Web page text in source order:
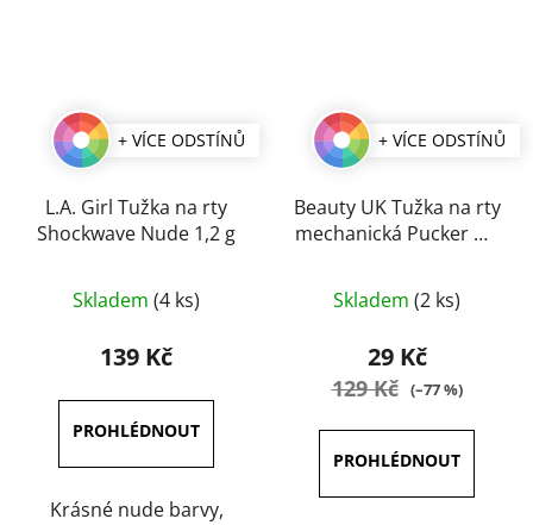
+ VÍCE ODSTÍNŮ
L.A. Girl Tužka na rty
Shockwave Nude 1,2 g
hodnocení
produktu
5,0
z
5
hvězdiček.
Skladem (4 ks)
139 Kč
Krásné nude barvy,
+ VÍCE ODSTÍNŮ
Beauty UK Tužka na rty
mechanická Pucker Up
hodnocení
produktu
je
5
hvězdiček.
Skladem (2 ks)
29 Kč
129 Kč (–77 %)